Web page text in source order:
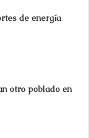
de energía
otro poblado en